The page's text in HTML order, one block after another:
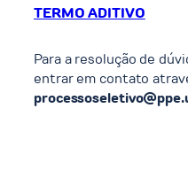
TERMO ADITIVO
Para a resolução de
entrar em contato